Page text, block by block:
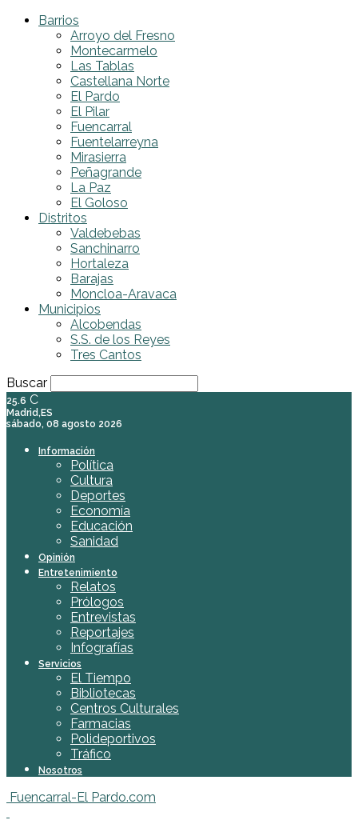
Barrios
Arroyo del Fresno
Montecarmelo
Las Tablas
Castellana Norte
El Pardo
El Pilar
Fuencarral
Fuentelarreyna
Mirasierra
Peñagrande
La Paz
El Goloso
Distritos
Valdebebas
Sanchinarro
Hortaleza
Barajas
Moncloa-Aravaca
Municipios
Alcobendas
S.S. de los Reyes
Tres Cantos
Buscar
25.6 C
Madrid,ES
sábado, 08 agosto 2026
Información
Política
Cultura
Deportes
Economía
Educación
Sanidad
Opinión
Entretenimiento
Relatos
Prólogos
Entrevistas
Reportajes
Infografías
Servicios
El Tiempo
Bibliotecas
Centros Culturales
Farmacias
Polideportivos
Tráfico
Nosotros
Fuencarral-El Pardo.com